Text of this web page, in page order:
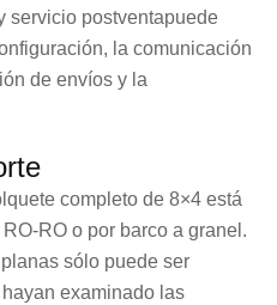
servicio postventapuede
la comunicación
de envíos y la
completo de 8×4 está
RO o por barco a granel.
sólo puede ser
examinado las